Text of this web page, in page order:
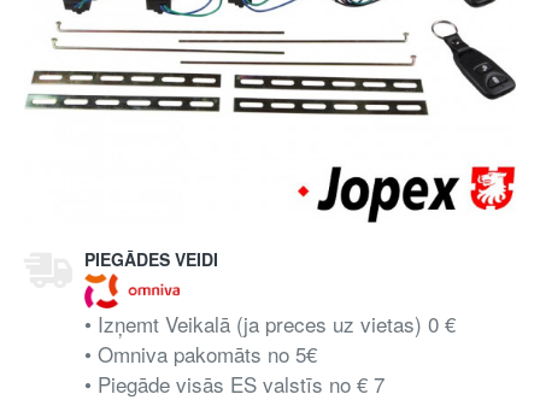
PIEGĀDES VEIDI
• Izņemt Veikalā (ja preces uz vietas) 0 €
• Omniva pakomāts no 5€
• Piegāde visās ES valstīs no € 7